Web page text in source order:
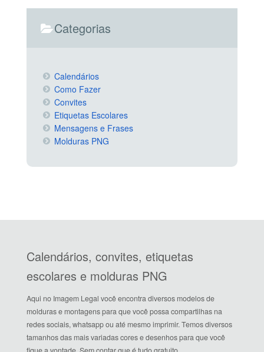
Categorias
Calendários
Como Fazer
Convites
Etiquetas Escolares
Mensagens e Frases
Molduras PNG
Calendários, convites, etiquetas
escolares e molduras PNG
Aqui no Imagem Legal você encontra diversos modelos de
molduras e montagens para que você possa compartilhas na
redes sociais, whatsapp ou até mesmo imprimir. Temos diversos
tamanhos das mais variadas cores e desenhos para que você